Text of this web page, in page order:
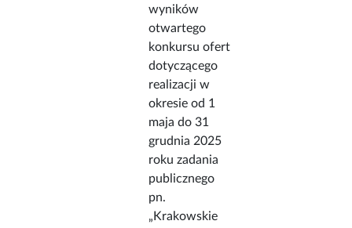
wyników
otwartego
konkursu ofert
dotyczącego
realizacji w
okresie od 1
maja do 31
grudnia 2025
roku zadania
publicznego
pn.
„Krakowskie